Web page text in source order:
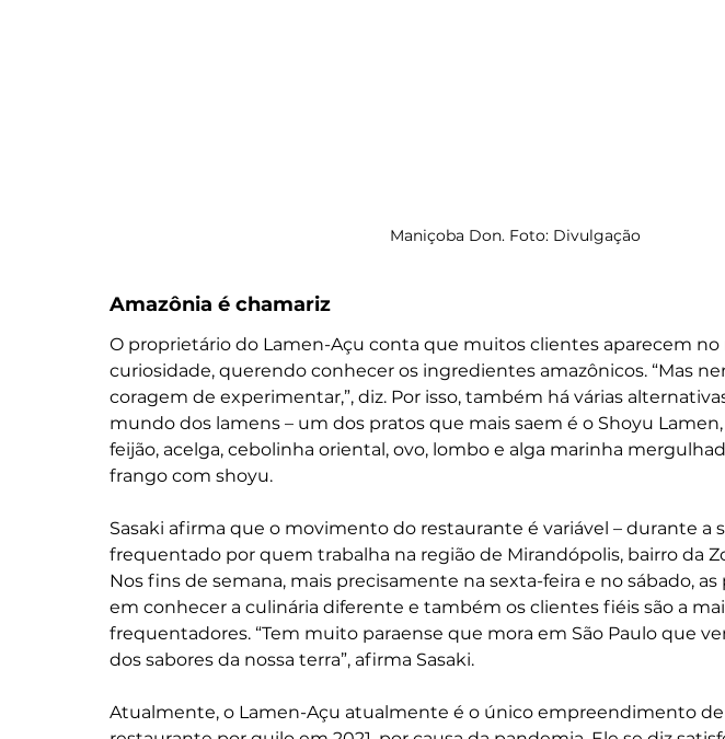
Maniçoba Don. Foto: Divulgação
Amazônia é chamariz
O proprietário do Lamen-Açu conta que muitos clientes aparecem no
curiosidade, querendo conhecer os ingredientes amazônicos. “Mas
coragem de experimentar,”, diz. Por isso, também há várias
mundo dos lamens – um dos pratos que mais saem é o Shoyu
feijão, acelga, cebolinha oriental, ovo, lombo e alga marinha
frango com shoyu.
Sasaki afirma que o movimento do restaurante é variável – durante a
frequentado por quem trabalha na região de Mirandópolis, bairro da
Nos fins de semana, mais precisamente na sexta-feira e no sábado, as
em conhecer a culinária diferente e também os clientes fiéis são a
frequentadores. “Tem muito paraense que mora em São Paulo que
dos sabores da nossa terra”, afirma Sasaki.
Atualmente, o Lamen-Açu atualmente é o único empreendimento de